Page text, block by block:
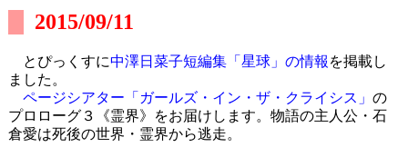
2015/09/11
とぴっくすに中澤日菜子短編集「星球」の情報 を掲載し
ました。
ページシアター「ガールズ・イン・ザ・クライシス」 の
プロローグ３《霊界》をお届けします。物語の主人公・石
倉愛は死後の世界・霊界から逃走。